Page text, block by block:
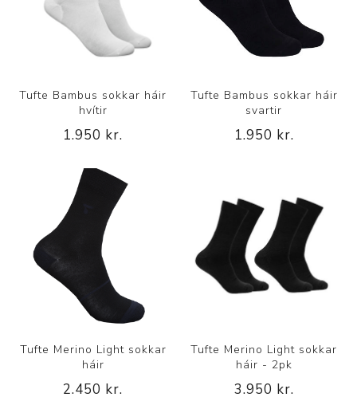
Tufte Bambus sokkar háir
hvítir
1.950 kr.
Tufte Bambus sokkar háir
svartir
1.950 kr.
Tufte Merino Light sokkar
háir
2.450 kr.
Tufte Merino Light sokkar
háir - 2pk
3.950 kr.